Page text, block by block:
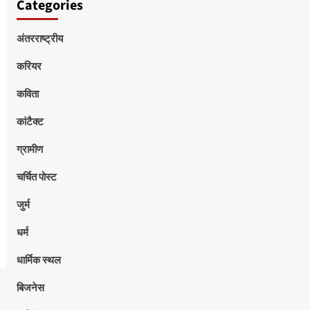
Categories
अंतरराष्ट्रीय
करियर
कविता
कांटैक्ट
ग्रामीण
चर्चित पोस्ट
जुर्म
धर्म
धार्मिक स्थल
बिजनेस